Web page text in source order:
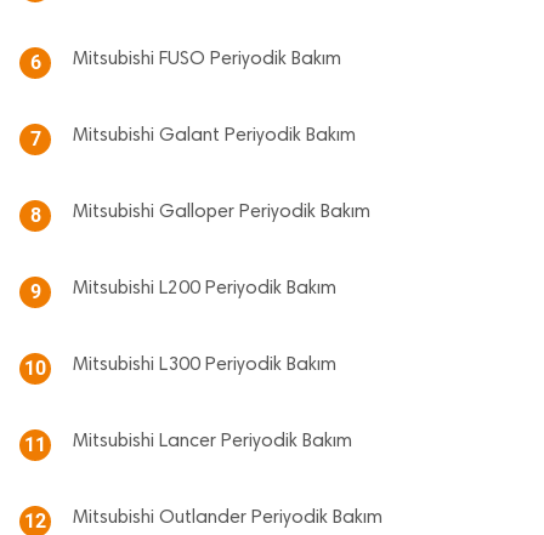
6 Mitsubishi FUSO Periyodik Bakım
7 Mitsubishi Galant Periyodik Bakım
8 Mitsubishi Galloper Periyodik Bakım
9 Mitsubishi L200 Periyodik Bakım
10 Mitsubishi L300 Periyodik Bakım
11 Mitsubishi Lancer Periyodik Bakım
12 Mitsubishi Outlander Periyodik Bakım